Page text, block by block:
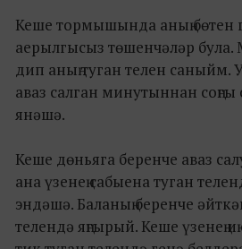
Кеше тормышында аның бөтен
аерылгысыз төшенчәләр була.
дип аның туган телен саныйм.
аваз салган минутыннан
янәшә.
Кеше дөньяга беренче аваз
ана үзенең сабыена туган
эндәшә. Баланың беренче
телендә яңгырый. Кеше үзенең